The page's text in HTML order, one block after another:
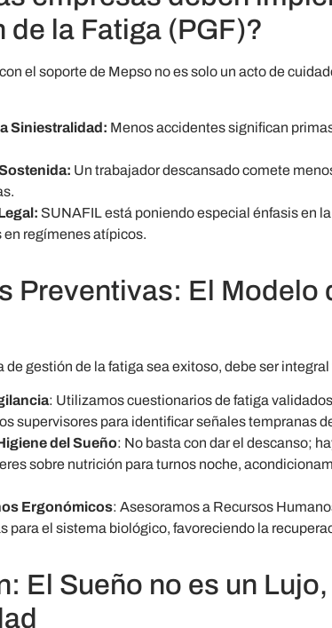
de la Fatiga (PGF)?
el soporte de Mepso no es solo un acto de
Siniestralidad: Menos accidentes significan
Un trabajador descansado comete
SUNAFIL está poniendo especial énfasis en
en regímenes atípicos.
Preventivas: El Modelo
de gestión de la fatiga sea exitoso, debe ser
: Utilizamos cuestionarios de fatiga
supervisores para identificar señales tempranas
del Sueño: No basta con dar el descanso;
sobre nutrición para turnos noche,
Ergonómicos: Asesoramos a Recursos
para el sistema biológico, favoreciendo la
El Sueño no es un